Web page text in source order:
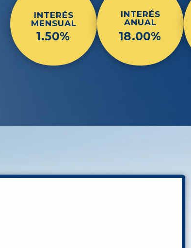
INTERÉS
MENSUAL
1.50%
INTERÉS
ANUAL
18.00%